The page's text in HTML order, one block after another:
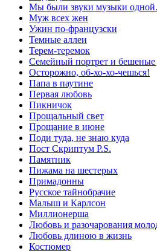
Мы были звуки музыки
Муж всех жен
Ужин по-французски
Темные аллеи
Терем-теремок
Семейный портрет и бешеные
Осторожно, об-хо-хо-чешься!
Папа в паутине
Первая любовь
Пикничок
Прощальный свет
Прощание в июне
Поди туда, не знаю куда
Пост Скриптум P.S.
Памятник
Пижама на шестерых
Примадонны
Русское тайнобрачие
Малыш и Карлсон
Миллионерша
Любовь и разочарования
Любовь длиною в жизнь
Костюмер